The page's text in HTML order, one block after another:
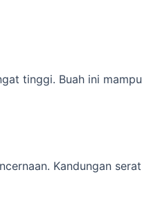
tinggi. Buah ini
Kandungan